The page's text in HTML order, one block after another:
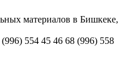
(996) 554 45 46 68 (996) 558